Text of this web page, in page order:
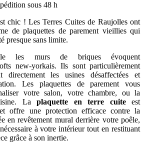
sous 48 h
chic ! Les Terres Cuites de Raujolles ont
de plaquettes de parement vieillies qui
presque sans limite.
les murs de briques évoquent
new-yorkais. Ils sont particulièrement
les usines désaffectées et
Les plaquettes de parement vous
votre salon, votre chambre, ou la
Laplaquette en terre cuiteest
offre une protection efficace contre la
en revêtement mural derrière votre poêle,
à votre intérieur tout en restituant
grâce à son inertie.